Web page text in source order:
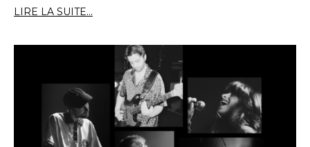
LIRE LA SUITE...